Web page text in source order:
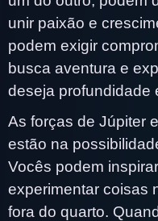
unir paixão e
podem exigir
busca aventura e
deseja profundidade
As forças de Júpiter
estão na
Vocês podem
experimentar coisas
fora do quarto.